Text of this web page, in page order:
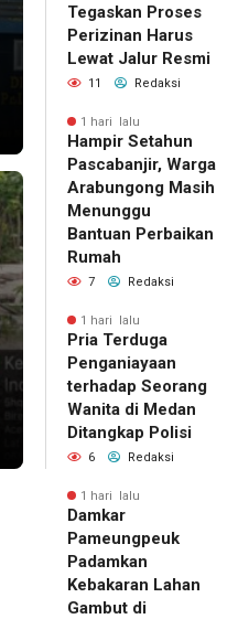
Tegaskan Proses
Perizinan Harus
Lewat Jalur Resmi
11 Redaksi
1 hari lalu
Hampir Setahun
Pascabanjir, Warga
Arabungong Masih
Menunggu
Bantuan Perbaikan
Rumah
7 Redaksi
1 hari lalu
Pria Terduga
Penganiayaan
terhadap Seorang
Wanita di Medan
Ditangkap Polisi
6 Redaksi
1 hari lalu
Damkar
Pameungpeuk
Padamkan
Kebakaran Lahan
Gambut di